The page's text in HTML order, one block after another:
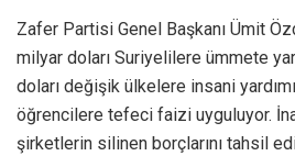
Zafer Partisi Genel Başkanı Ümit
milyar doları Suriyelilere ümmete
doları değişik ülkelere insani
öğrencilere tefeci faizi uyguluyor.
şirketlerin silinen borçlarını tahsil